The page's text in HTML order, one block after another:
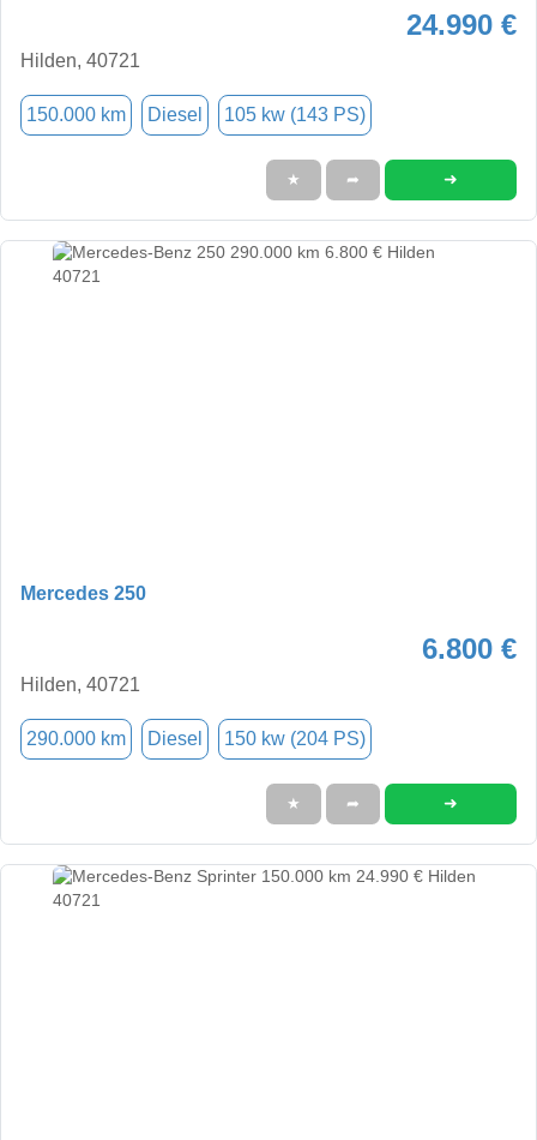
24.990 €
Hilden, 40721
150.000 km Diesel 105 kw (143 PS)
★ ➦ ➜
Mercedes 250
6.800 €
Hilden, 40721
290.000 km Diesel 150 kw (204 PS)
★ ➦ ➜